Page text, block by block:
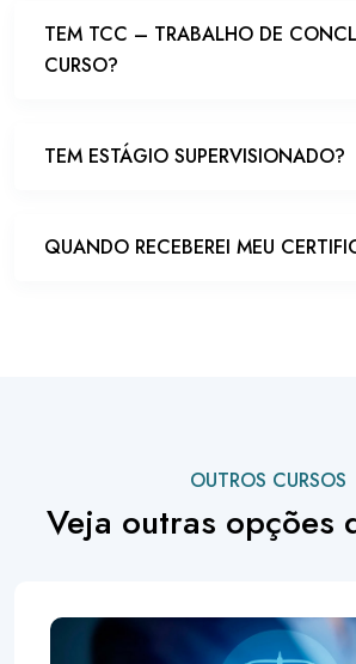
TEM TCC – TRABALHO DE
CURSO?
TEM ESTÁGIO SUPERVISIONADO?
QUANDO RECEBEREI MEU
OUTROS CURSOS
Veja outras opções